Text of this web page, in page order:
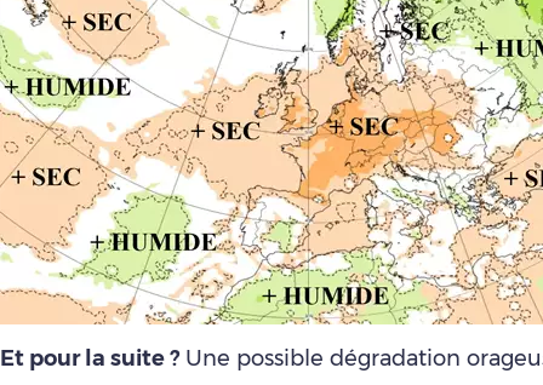
Et pour la suite ?Une possible dégradation